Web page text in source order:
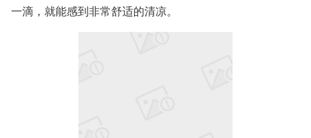
一滴，就能感到非常舒适的清凉。